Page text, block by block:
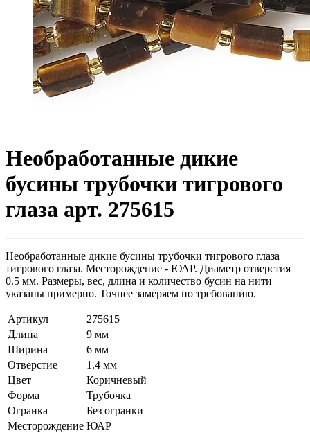
Необработанные дикие
бусины трубочки тигрового
глаза арт. 275615
Необработанные дикие бусины трубочки тигрового глаза
тигрового глаза. Месторождение - ЮАР. Диаметр отверстия
0.5 мм. Размеры, вес, длина и количество бусин на нити
указаны примерно. Точнее замеряем по требованию.
Артикул
275615
Длина
9 мм
Ширина
6 мм
Отверстие
1.4 мм
Цвет
Коричневый
Форма
Трубочка
Огранка
Без огранки
Месторождение ЮАР